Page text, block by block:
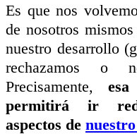
Es que nos
de nosotros
nuestro desarrollo
rechazamos o
Precisamente,
permitirá ir
aspectos de